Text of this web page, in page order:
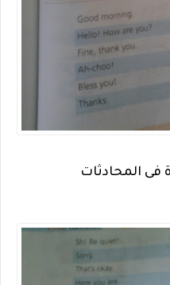
فى المحادثات